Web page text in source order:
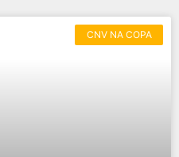
CNV NA COPA